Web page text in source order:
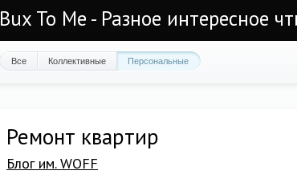
Bux To Me - Разное интересное
Все Коллективные Персональные
Ремонт квартир
Блог им. WOFF